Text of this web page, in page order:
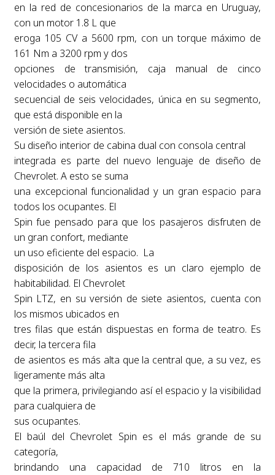
en la red de concesionarios de la marca en Uruguay,
con un motor 1.8 L que
eroga 105 CV a 5600 rpm, con un torque máximo de
161 Nm a 3200 rpm y dos
opciones de transmisión, caja manual de cinco
velocidades o automática
secuencial de seis velocidades, única en su segmento,
que está disponible en la
versión de siete asientos.
Su diseño interior de cabina dual con consola central
integrada es parte del nuevo lenguaje de diseño de
Chevrolet. A esto se suma
una excepcional funcionalidad y un gran espacio para
todos los ocupantes. El
Spin fue pensado para que los pasajeros disfruten de
un gran confort, mediante
un uso eficiente del espacio. La
disposición de los asientos es un claro ejemplo de
habitabilidad. El Chevrolet
Spin LTZ, en su versión de siete asientos, cuenta con
los mismos ubicados en
tres filas que están dispuestas en forma de teatro. Es
decir, la tercera fila
de asientos es más alta que la central que, a su vez, es
ligeramente más alta
que la primera, privilegiando así el espacio y la visibilidad
para cualquiera de
sus ocupantes.
El baúl del Chevrolet Spin es el más grande de su
categoría,
brindando una capacidad de 710 litros en la